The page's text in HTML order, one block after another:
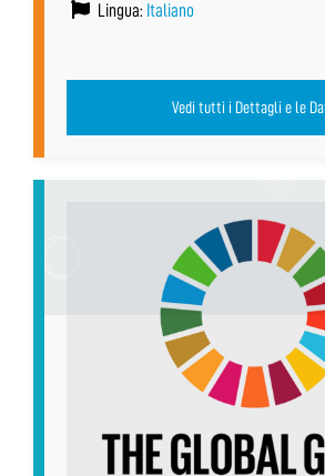
Lingua: Italiano
Vedi tutti i Dettagli e le